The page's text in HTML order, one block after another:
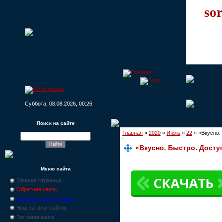
Суббота, 08.08.2026, 00:26
Поиск на сайте
Меню сайта
Главная страница
Обратная связь
Новости, промо-акции
Наш каталог сайтов
Гостевая книга
Главная » 2020 » Июль » 22 » «Вкусно.
«Вкусно. Быстро.